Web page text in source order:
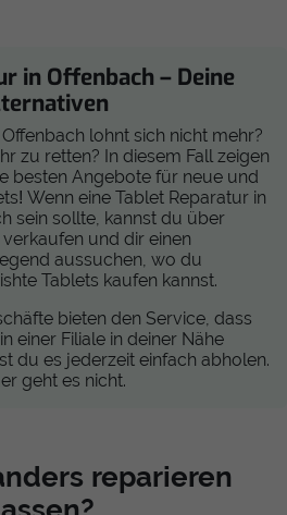
in Offenbach – Deine
lohnt sich nicht mehr?
zu retten? In diesem Fall zeigen
besten Angebote für neue und
Wenn eine Tablet Reparatur in
sein sollte, kannst du über
und dir einen
aussuchen, wo du
Tablets kaufen kannst.
bieten den Service, dass
einer Filiale in deiner Nähe
du es jederzeit einfach abholen.
geht es nicht.
reparieren